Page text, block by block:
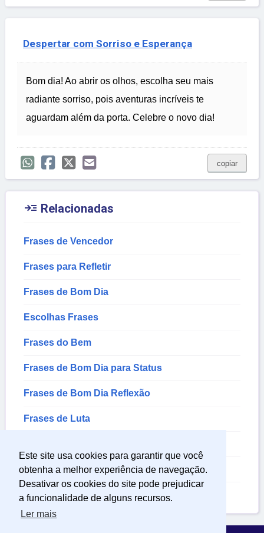
Este site usa cookies para garantir que você
obtenha a melhor experiência de navegação.
Desativar os cookies do site pode prejudicar
a funcionalidade de alguns recursos.
Ler mais
Despertar com Sorriso e Esperança
Bom dia! Ao abrir os olhos, escolha seu mais
radiante sorriso, pois aventuras incríveis te
aguardam além da porta. Celebre o novo dia!
copiar
 Relacionadas
Frases de Vencedor
Frases para Refletir
Frases de Bom Dia
Escolhas Frases
Frases do Bem
Frases de Bom Dia para Status
Frases de Bom Dia Reflexão
Frases de Luta
Frases de Lutador
Frases para Status Facebook